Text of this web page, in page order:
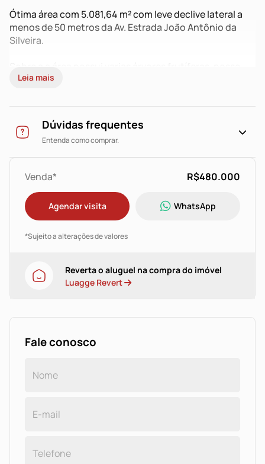
Ótima área com 5.081,64 m² com leve declive lateral a
menos de 50 metros da Av. Estrada João Antônio da
Silveira.
artesiano, duas casas.
Leia mais
Dúvidas frequentes
Entenda como comprar.
Venda* R$480.000
Agendar visita WhatsApp
*Sujeito a alterações de valores
Reverta o aluguel na compra do imóvel
Luagge Revert
Fale conosco